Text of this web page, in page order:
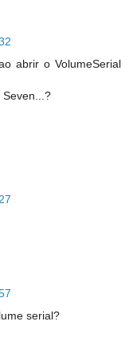
abrir o VolumeSerial
serial?